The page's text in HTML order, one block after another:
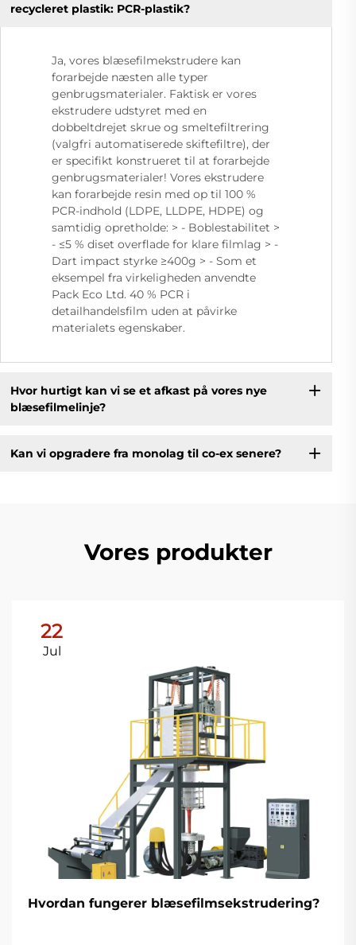
recycleret plastik: PCR-plastik?
Ja, vores blæsefilmekstrudere kan
forarbejde næsten alle typer
genbrugsmaterialer. Faktisk er vores
ekstrudere udstyret med en
dobbeltdrejet skrue og smeltefiltrering
(valgfri automatiserede skiftefiltre), der
er specifikt konstrueret til at forarbejde
genbrugsmaterialer! Vores ekstrudere
kan forarbejde resin med op til 100 %
PCR-indhold (LDPE, LLDPE, HDPE) og
samtidig opretholde: > - Boblestabilitet >
- ≤5 % diset overflade for klare filmlag > -
Dart impact styrke ≥400g > - Som et
eksempel fra virkeligheden anvendte
Pack Eco Ltd. 40 % PCR i
detailhandelsfilm uden at påvirke
materialets egenskaber.
Hvor hurtigt kan vi se et afkast på vores nye
blæsefilmelinje?
Kan vi opgradere fra monolag til co-ex senere?
Vores produkter
22
Jul
Hvordan fungerer blæsefilmsekstrudering?